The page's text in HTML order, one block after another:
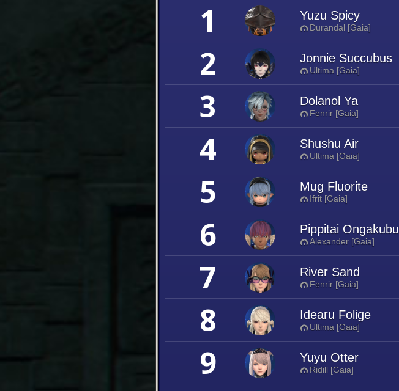
1 Yuzu Spicy
Durandal [Gaia]
2 Jonnie Succubus
Ultima [Gaia]
3 Dolanol Ya
Fenrir [Gaia]
4 Shushu Air
Ultima [Gaia]
5 Mug Fluorite
Ifrit [Gaia]
6 Pippitai Ongakubu
Alexander [Gaia]
7 River Sand
Fenrir [Gaia]
8 Idearu Folige
Ultima [Gaia]
9 Yuyu Otter
Ridill [Gaia]